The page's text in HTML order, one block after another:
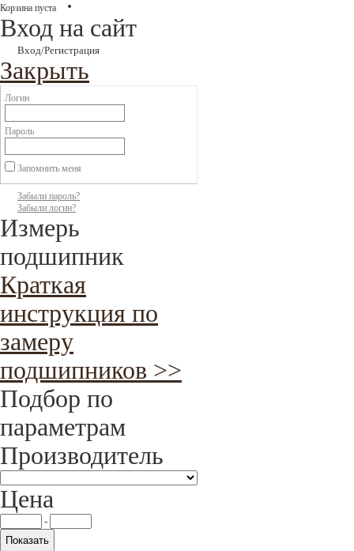
Корзина пуста
Вход на сайт
Вход/Регистрация
Закрыть
Логин
Пароль
Запомнить меня
Забыли пароль?
Забыли логин?
Измерь
подшипник
Краткая
инструкция по
замеру
подшипников >>
Подбор по
параметрам
Производитель
Цена
-